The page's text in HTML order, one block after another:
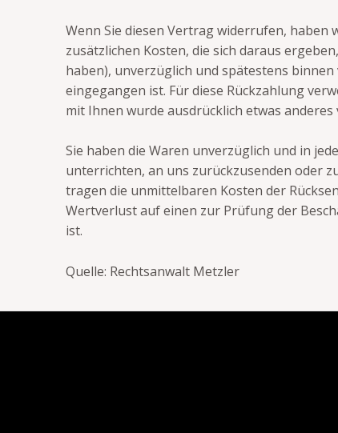
Wenn Sie diesen Vertrag widerrufen,
zusätzlichen Kosten, die sich daraus
haben), unverzüglich und spätestens
eingegangen ist. Für diese Rückzahlung
mit Ihnen wurde ausdrücklich etwas
Sie haben die Waren unverzüglich und in
unterrichten, an uns zurückzusenden oder
tragen die unmittelbaren Kosten der
Wertverlust auf einen zur Prüfung der
ist.
Quelle: Rechtsanwalt Metzler